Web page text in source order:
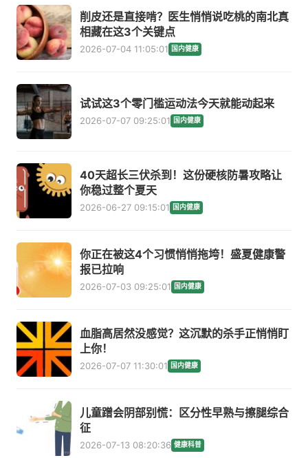
削皮还是直接啃？医生悄悄说吃桃的南北真
相藏在这3个关键点
2026-07-04 11:05:01 国内健康
试试这3个零门槛运动法今天就能动起来
2026-07-07 09:25:01 国内健康
40天超长三伏杀到！这份硬核防暑攻略让
你稳过整个夏天
2026-06-27 09:15:01 国内健康
你正在被这4个习惯悄悄拖垮！盛夏健康警
报已拉响
2026-07-03 09:25:01 国内健康
血脂高居然没感觉？这沉默的杀手正悄悄盯
上你！
2026-07-07 11:30:01 国内健康
儿童蹭会阴部别慌：区分性早熟与擦腿综合
征
2026-07-13 08:20:36 健康科普